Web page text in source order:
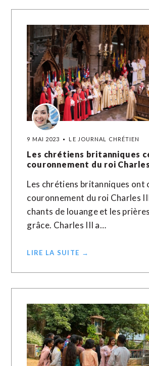
9 MAI 2023 LE JOURNAL CHRÉTIEN
Les chrétiens britanniques
couronnement du roi
Les chrétiens britanniques ont
couronnement du roi Charles
chants de louange et les
grâce. Charles III a…
LIRE LA SUITE →